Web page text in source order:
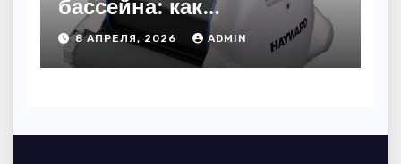
бассейна: как
пользоваться, чтобы
вода блестела, а
устройство служило 7
8 АПРЕЛЯ, 2026 ADMIN